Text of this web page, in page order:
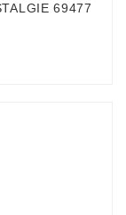
69477